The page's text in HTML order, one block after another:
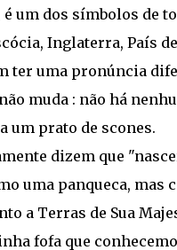
é um dos símbolos de
Inglaterra, País
ter uma pronúncia
muda : não há
um prato de scones.
dizem que
uma panqueca, mas
a Terras de Sua
fofa que